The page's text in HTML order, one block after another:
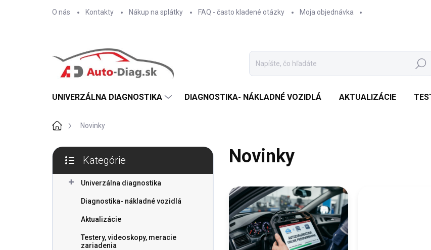
O nás Kontakty Nákup na splátky FAQ - často kladené otázky Moja objednávka
Hľadať
UNIVERZÁLNA DIAGNOSTIKA DIAGNOSTIKA- NÁKLADNÉ VOZIDLÁ AKTUALIZÁCIE
DomovNovinky
B
č
kategórie
Kategórie
Univerzálna diagnostika
Diagnostika- nákladné vozidlá
Aktualizácie
Testery, videoskopy, meracie
zariadenia
Novinky
V
ý
p
i
s
č